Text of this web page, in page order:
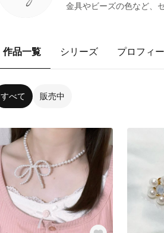
金具やビーズの色など、
作品一覧 シリーズ プロフィ
すべて 販売中